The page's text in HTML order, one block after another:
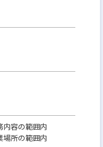
内容の範囲内
場所の範囲内